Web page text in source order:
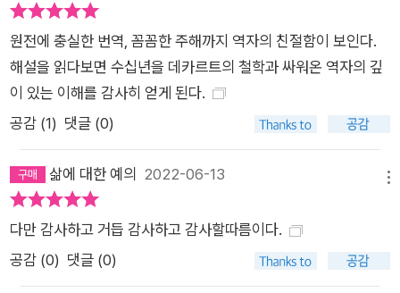
테몬, 일자무식의 건전한 정신 폴리안데르라는 세 인물을 등장시
키고, 그들의 대화를 통해 자신이 추구하는 철학의 이념과 방법을
일상의 어법으로 간결하고도 설득력 있게 제시한다. 특히 데카르
트 자신이 그토록 강조했던 선입견에서 자유로운, 그래서 건전한
인간이 강단의 방법 혹은 종교 즉 하늘에서 내리는 은총의 빛을
다. 이는 기존의 아리스토-스콜라철학을 넘어 새로운 시대에 걸
맞은 새로운 학문이 등장했음을 알리는 데카르트의 선언과도 같
로 나는 현존한다”는 명제가 필연적으로 참임을 확인하고 이로부
터 모든 지식이 연역됨을 설명하면서, 그 어떤 저작들에서보다
원전에 충실한 번역, 꼼꼼한 주해까지 역자의 친절함이 보인다.
해설을 읽다보면 수십년을 데카르트의 철학과 싸워온 역자의 깊
이 있는 이해를 감사히 얻게 된다.
공감 (1) 댓글 (0)
삶에 대한 예의 2022-06-13
다만 감사하고 거듭 감사하고 감사할따름이다.
공감 (0) 댓글 (0)